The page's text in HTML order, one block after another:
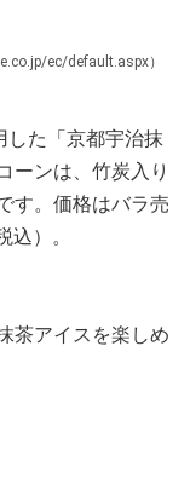
ec/default.aspx）
した「京都宇治抹
ーンは、竹炭入り
す。価格はバラ売
）。
茶アイスを楽しめ